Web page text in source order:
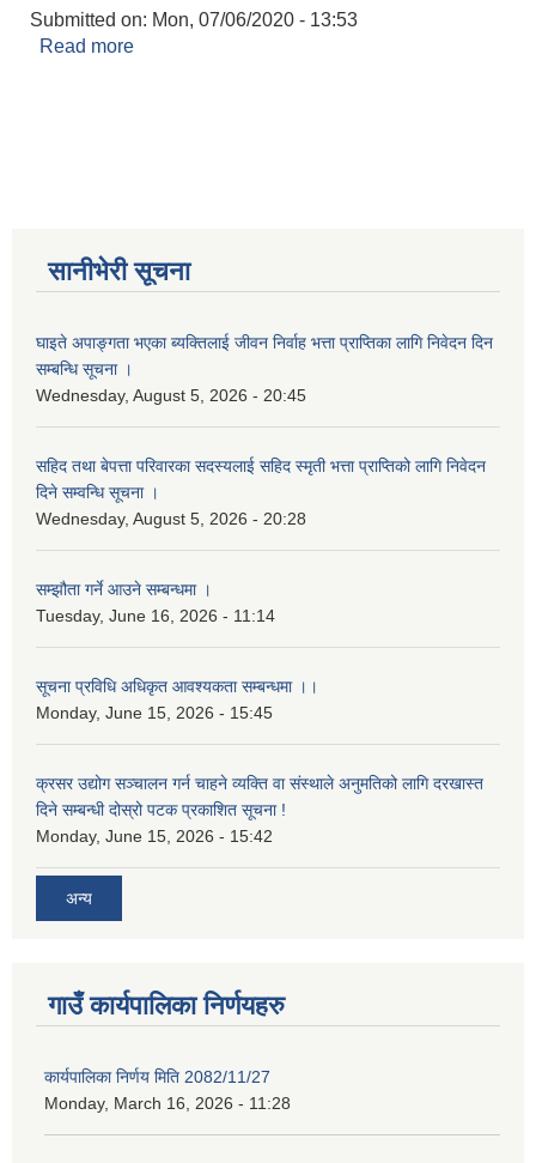
Submitted on: Mon, 07/06/2020 - 13:53
Read more
सानीभेरी सूचना
घाइते अपाङ्गता भएका ब्यक्तिलाई जीवन निर्वाह भत्ता प्राप्तिका लागि निवेदन दिन
सम्बन्धि सूचना ।
Wednesday, August 5, 2026 - 20:45
सहिद तथा बेपत्ता परिवारका सदस्यलाई सहिद स्मृती भत्ता प्राप्तिको लागि निवेदन
दिने सम्वन्धि सूचना ।
Wednesday, August 5, 2026 - 20:28
सम्झौता गर्ने आउने सम्बन्धमा ।
Tuesday, June 16, 2026 - 11:14
सूचना प्रविधि अधिकृत आवश्यकता सम्बन्धमा ।।
Monday, June 15, 2026 - 15:45
क्रसर उद्योग सञ्चालन गर्न चाहने व्यक्ति वा संस्थाले अनुमतिको लागि दरखास्त
दिने सम्बन्धी दोस्रो पटक प्रकाशित सूचना !
Monday, June 15, 2026 - 15:42
अन्य
गाउँ कार्यपालिका निर्णयहरु
कार्यपालिका निर्णय मिति 2082/11/27
Monday, March 16, 2026 - 11:28